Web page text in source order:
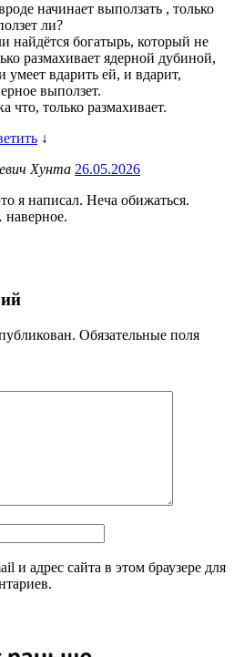
начинает выползать , только
ли?
найдётся богатырь, который не
размахивает ядерной дубиной,
умеет вдарить ей, и вдарит,
выползет.
что, только размахивает.
↓
Хунта 26.05.2026
я написал. Неча обижаться.
Обязательные поля
и адрес сайта в этом браузере для